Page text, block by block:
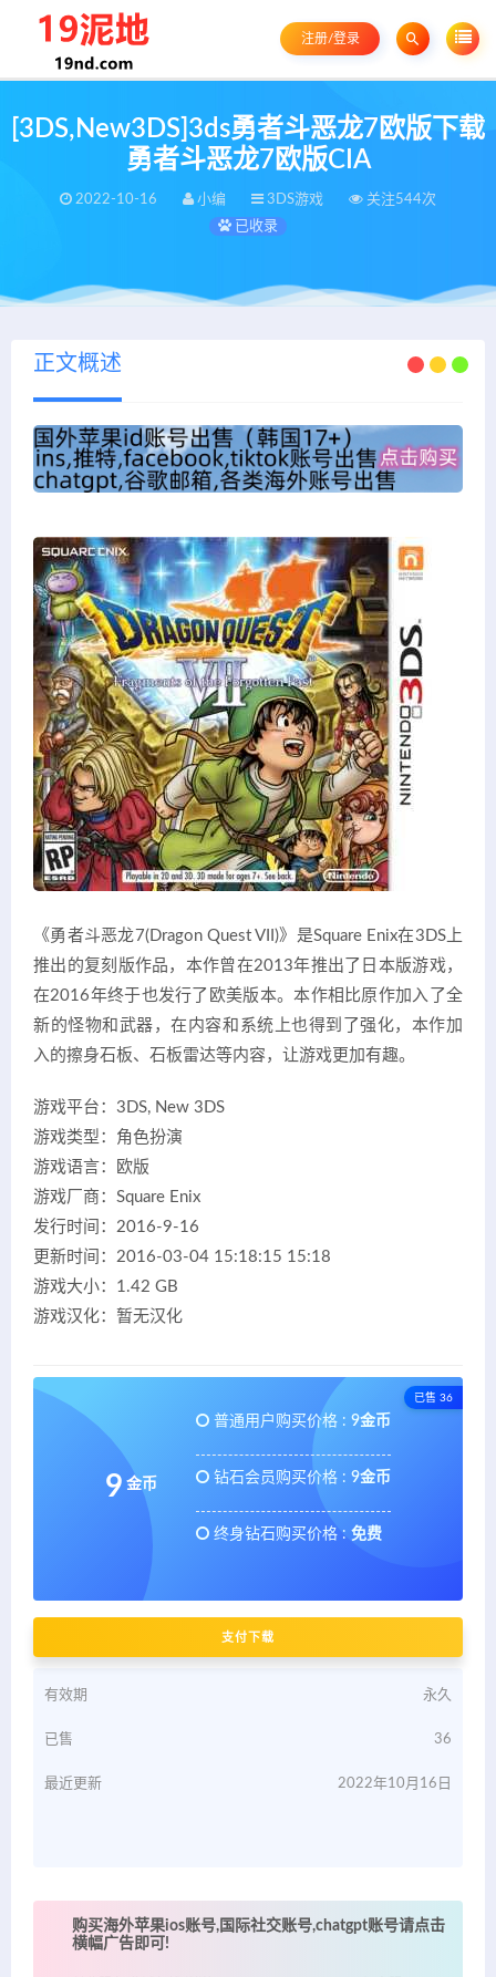
注册/登录
[3DS,New3DS]3ds勇者斗恶龙7欧版下载
勇者斗恶龙7欧版CIA
2022-10-16 小编 3DS游戏
关注544次
已收录
正文概述
《勇者斗恶龙7(Dragon Quest VII)》是Square Enix在3DS上
推出的复刻版作品，本作曾在2013年推出了日本版游戏，
在2016年终于也发行了欧美版本。本作相比原作加入了全
新的怪物和武器，在内容和系统上也得到了强化，本作加
入的擦身石板、石板雷达等内容，让游戏更加有趣。
游戏平台：3DS, New 3DS
游戏类型：角色扮演
游戏语言：欧版
游戏厂商：Square Enix
发行时间：2016-9-16
更新时间：2016-03-04 15:18:15 15:18
游戏大小：1.42 GB
游戏汉化：暂无汉化
已售 36
9 金币
普通用户购买价格 : 9金币
钻石会员购买价格 : 9金币
终身钻石购买价格 : 免费
支付下载
有效期 永久
已售 36
最近更新 2022年10月16日
购买海外苹果ios账号,国际社交账号,chatgpt账号请点击
横幅广告即可!